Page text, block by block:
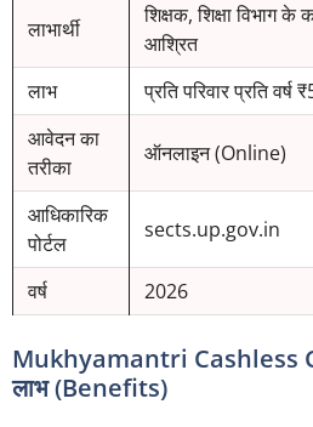
लाभार्थी
शिक्षक, शिक्षा विभाग के
आश्रित
लाभ
प्रति परिवार प्रति
आवेदन का
तरीका
ऑनलाइन (Online)
आधिकारिक
पोर्टल
sects.up.gov.in
वर्ष 2026
Mukhyamantri Cashless
लाभ (Benefits)